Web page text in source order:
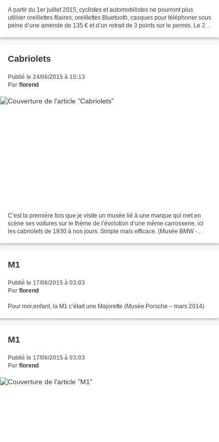
A partir du 1er juillet 2015, cyclistes et automobilistes ne pourront plus
utiliser oreillettes filaires, oreillettes Bluetooth, casques pour téléphoner sous
peine d’une amende de 135 € et d’un retrait de 3 points sur le permis. Le 2
Cabriolets
Publié le 24/06/2015 à 15:13
Par florend
C’est la première fois que je visite un musée lié à une marque qui met en
scène ses voitures sur le thème de l’évolution d’une même carrosserie, ici
les cabriolets de 1930 à nos jours. Simple mais efficace. (Musée BMW -
M1
Publié le 17/06/2015 à 03:03
Par florend
Pour moi,enfant, la M1 c’était une Majorette (Musée Porsche – mars 2014)
M1
Publié le 17/06/2015 à 03:03
Par florend